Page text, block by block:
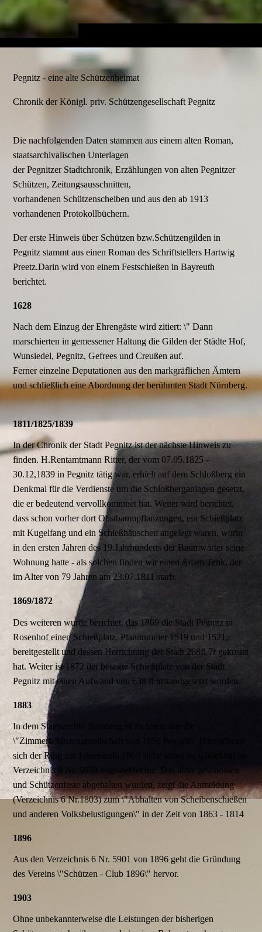
Pegnitz - eine alte Schützenheimat
Chronik der Königl. priv. Schützengesellschaft Pegnitz
Die nachfolgenden Daten stammen aus einem alten Roman,
staatsarchivalischen Unterlagen
der Pegnitzer Stadtchronik, Erzählungen von alten Pegnitzer
Schützen, Zeitungsausschnitten,
vorhandenen Schützenscheiben und aus den ab 1913
vorhandenen Protokollbüchern.
Der erste Hinweis über Schützen bzw.Schützengilden in
Pegnitz stammt aus einen Roman des Schriftstellers Hartwig
Preetz.Darin wird von einem Festschießen in Bayreuth
berichtet.
1628
Nach dem Einzug der Ehrengäste wird zitiert: \" Dann
marschierten in gemessener Haltung die Gilden der Städte Hof,
Wunsiedel, Pegnitz, Gefrees und Creußen auf.
Ferner einzelne Deputationen aus den markgräflichen Ämtern
und schließlich eine Abordnung der berühmten Stadt Nürnberg.
1811/1825/1839
In der Chronik der Stadt Pegnitz ist der nächste Hinweis zu
finden. H.Rentamtmann Ritter, der vom 07.05.1825 -
30.12,1839 in Pegnitz tätig war, erhielt auf dem Schloßberg ein
Denkmal für die Verdienste um die Schloßberganlagen gesetzt,
die er bedeutend vervollkommnet hat. Weiter wird berichtet,
dass schon vorher dort Obstbaumpflanzungen, ein Schießplatz
mit Kugelfang und ein Schießhäuschen angelegt waren, worin
in den ersten Jahren des 19.Jahrhunderts der Baumwärter seine
Wohnung hatte - als solchen finden wir einen Adam Tenk, der
im Alter von 79 Jahren am 23.07.1811 starb.
1869/1872
Des weiteren wurde berichtet, das 1869 die Stadt Pegnitz in
Rosenhof einen Schießplatz, Plannummer 1519 und 1521,
bereitgestellt und dessen Herrichtung der Stadt 268fl 7r gekostet
hat. Weiter ist 1872 der besagte Schießplatz von der Stadt
Pegnitz mit einen Aufwand von 638 fl instandgesetzt worden.
1883
In dem Staatsarchiv Bamberg ist zu lesen, das die
\"Zimmerschützengesellschaft von 1859 Pegnitz\" (hier scheint
sich der Ring zur Jahrerszahl 1869 siehe unten zu schließen) im
Verzeichnis 6 Nr. 5659 angemeldet hat. Das aktiv geschossen
und Schützenfeste abgehalten wurden, zeigt die Anmeldung
(Verzeichnis 6 Nr.1803) zum \"Abhalten von Scheibenschießen
und anderen Volksbelustigungen\" in der Zeit von 1863 - 1814
1896
Aus den Verzeichnis 6 Nr. 5901 von 1896 geht die Gründung
des Vereins \"Schützen - Club 1896\" hervor.
1903
Ohne unbekannterweise die Leistungen der bisherigen